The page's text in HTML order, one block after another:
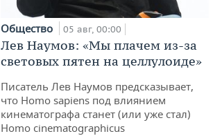
Общество 05 авг, 00:00
Лев Наумов: «Мы плачем из-за
световых пятен на целлулоиде»
Писатель Лев Наумов предсказывает,
что Homo sapiens под влиянием
кинематографа станет (или уже стал)
Homo cinematographicus